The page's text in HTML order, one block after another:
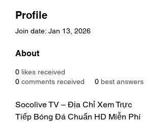
Profile
Join date: Jan 13, 2026
About
0 likes received
0 comments received 0 best answers
Socolive TV – Địa Chỉ Xem Trực
Tiếp Bóng Đá Chuẩn HD Miễn Phí